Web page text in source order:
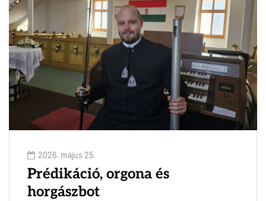
2026. május 25.
Prédikáció, orgona és
horgászbot